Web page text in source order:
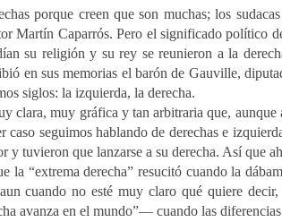
porque creen que son muchas; los
Martín Caparrós. Pero el significado político
su religión y su rey se reunieron a la
en sus memorias el barón de Gauville,
siglos: la izquierda, la derecha.
clara, muy gráfica y tan arbitraria que,
seguimos hablando de derechas e
y tuvieron que lanzarse a su derecha. Así que
la “extrema derecha” resucitó cuando la
cuando no esté muy claro qué quiere
avanza en el mundo”— cuando las diferencias